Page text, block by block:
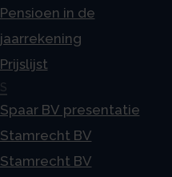
Pensioen in de
jaarrekening
Prijslijst
S
Spaar BV presentatie
Stamrecht BV
Stamrecht BV